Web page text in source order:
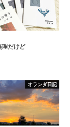
理だけど
オランダ日記